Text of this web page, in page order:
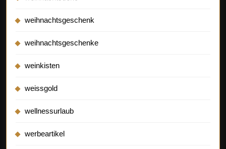
weihnachtsgeschenk
weihnachtsgeschenke
weinkisten
weissgold
wellnessurlaub
werbeartikel